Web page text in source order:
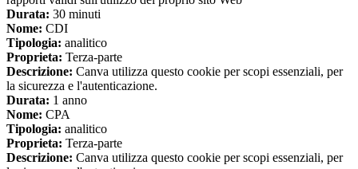
Durata: 30 minuti
Nome: CDI
Tipologia: analitico
Proprieta: Terza-parte
Descrizione: Canva utilizza questo cookie per scopi essenziali, per
la sicurezza e l'autenticazione.
Durata: 1 anno
Nome: CPA
Tipologia: analitico
Proprieta: Terza-parte
Descrizione: Canva utilizza questo cookie per scopi essenziali, per